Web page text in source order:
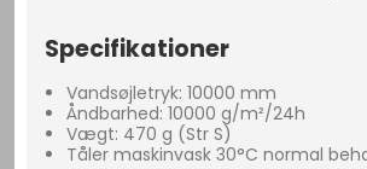
Specifikationer
Vandsøjletryk: 10000 mm
Åndbarhed: 10000 g/m²/24h
Vægt: 470 g (Str S)
Tåler maskinvask 30°C normal